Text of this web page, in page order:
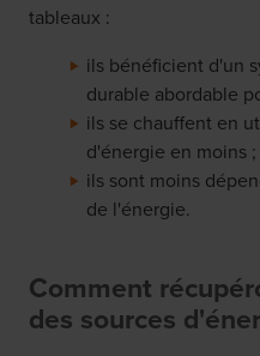
tableaux :
ils bénéficient d'un
durable abordable
ils se chauffent en
d'énergie en moins ;
ils sont moins
de l'énergie.
Comment
des sources